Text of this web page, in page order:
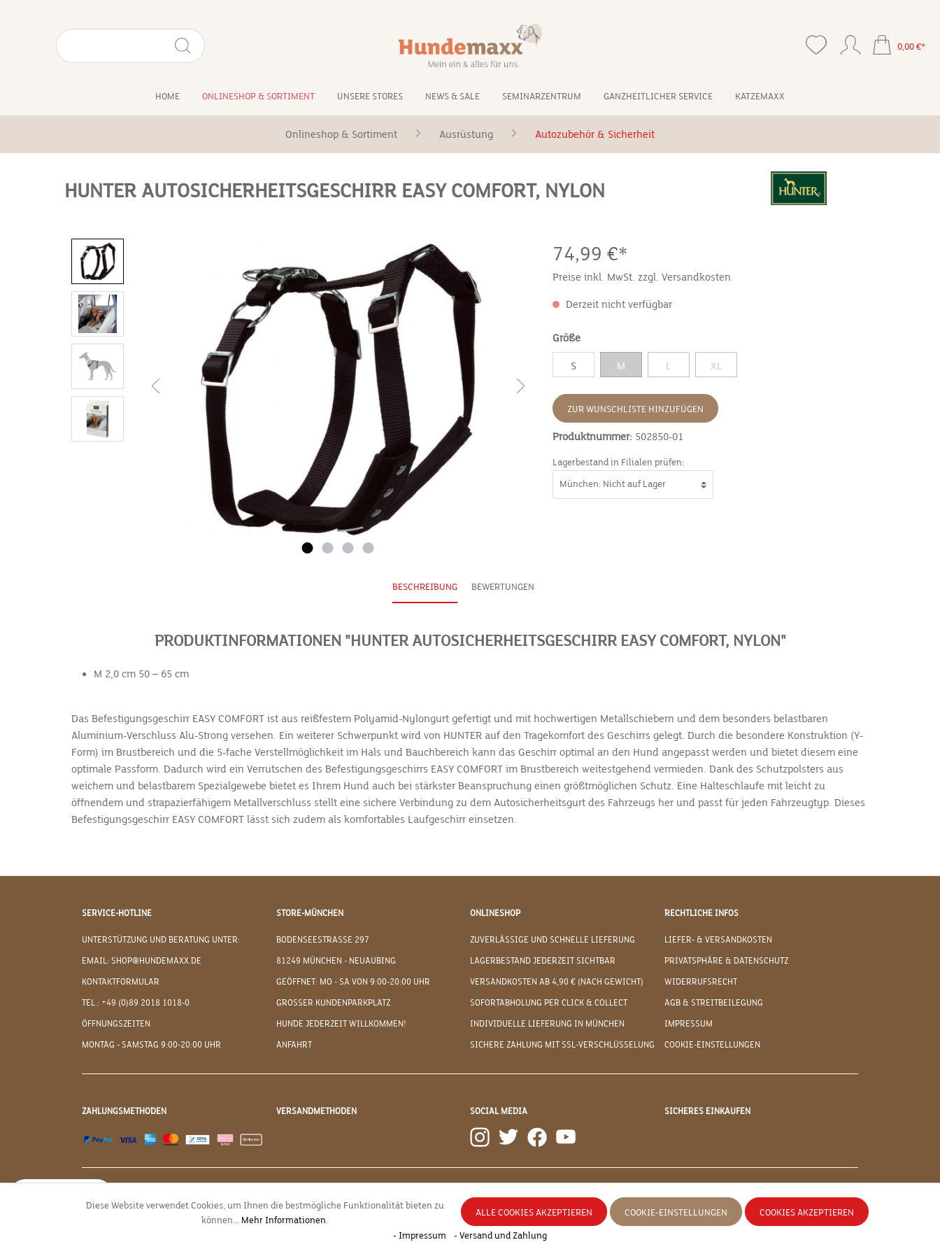
0,00 €*
HOME ONLINESHOP & SORTIMENT UNSERE STORES NEWS & SALE SEMINARZENTRUM GANZHEITLICHER SERVICE KATZEMAXX
Onlineshop & Sortiment Ausrüstung Autozubehör & Sicherheit
HUNTER AUTOSICHERHEITSGESCHIRR EASY COMFORT, NYLON
74,99 €*
Preise inkl. MwSt. zzgl. Versandkosten
Derzeit nicht verfügbar
Größe
S M L XL
ZUR WUNSCHLISTE HINZUFÜGEN
Produktnummer: 502850-01
Lagerbestand in Filialen prüfen:
BESCHREIBUNG BEWERTUNGEN
PRODUKTINFORMATIONEN "HUNTER AUTOSICHERHEITSGESCHIRR EASY COMFORT, NYLON"
M 2,0 cm 50 – 65 cm
Das Befestigungsgeschirr EASY COMFORT ist aus reißfestem Polyamid-Nylongurt gefertigt und mit hochwertigen Metallschiebern und dem besonders belastbaren
Aluminium-Verschluss Alu-Strong versehen. Ein weiterer Schwerpunkt wird von HUNTER auf den Tragekomfort des Geschirrs gelegt. Durch die besondere Konstruktion (Y-
Form) im Brustbereich und die 5-fache Verstellmöglichkeit im Hals und Bauchbereich kann das Geschirr optimal an den Hund angepasst werden und bietet diesem eine
optimale Passform. Dadurch wird ein Verrutschen des Befestigungsgeschirrs EASY COMFORT im Brustbereich weitestgehend vermieden. Dank des Schutzpolsters aus
weichem und belastbarem Spezialgewebe bietet es Ihrem Hund auch bei stärkster Beanspruchung einen größtmöglichen Schutz. Eine Halteschlaufe mit leicht zu
öffnendem und strapazierfähigem Metallverschluss stellt eine sichere Verbindung zu dem Autosicherheitsgurt des Fahrzeugs her und passt für jeden Fahrzeugtyp. Dieses
Befestigungsgeschirr EASY COMFORT lässt sich zudem als komfortables Laufgeschirr einsetzen.
SERVICE-HOTLINE
UNTERSTÜTZUNG UND BERATUNG UNTER:
EMAIL: SHOP@HUNDEMAXX.DE
KONTAKTFORMULAR
TEL.: +49 (0)89 2018 1018-0
ÖFFNUNGSZEITEN
MONTAG - SAMSTAG 9:00-20:00 UHR
STORE-MÜNCHEN
BODENSEESTRASSE 297
81249 MÜNCHEN - NEUAUBING
GEÖFFNET: MO - SA VON 9:00-20:00 UHR
GROSSER KUNDENPARKPLATZ
HUNDE JEDERZEIT WILLKOMMEN!
ANFAHRT
ONLINESHOP
ZUVERLÄSSIGE UND SCHNELLE LIEFERUNG
LAGERBESTAND JEDERZEIT SICHTBAR
VERSANDKOSTEN AB 4,90 € (NACH GEWICHT)
SOFORTABHOLUNG PER CLICK & COLLECT
INDIVIDUELLE LIEFERUNG IN MÜNCHEN
SICHERE ZAHLUNG MIT SSL-VERSCHLÜSSELUNG
RECHTLICHE INFOS
LIEFER- & VERSANDKOSTEN
PRIVATSPHÄRE & DATENSCHUTZ
WIDERRUFSRECHT
AGB & STREITBEILEGUNG
IMPRESSUM
COOKIE-EINSTELLUNGEN
ZAHLUNGSMETHODEN VERSANDMETHODEN SOCIAL MEDIA SICHERES EINKAUFEN
und ggf. Nachnahmegebühren, wenn nicht anders angegeben.
Diese Website verwendet Cookies, um Ihnen die bestmögliche Funktionalität bieten zu
können... Mehr Informationen.
COOKIE-EINSTELLUNGEN COOKIES AKZEPTIEREN
ALLE COOKIES AKZEPTIEREN
- Impressum - Versand und Zahlung